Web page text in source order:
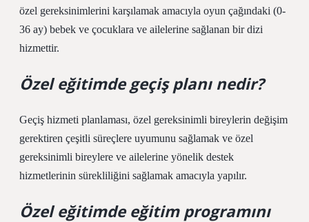
özel gereksinimlerini karşılamak amacıyla oyun çağındaki (0-
36 ay) bebek ve çocuklara ve ailelerine sağlanan bir dizi
hizmettir.
Özel eğitimde geçiş planı nedir?
Geçiş hizmeti planlaması, özel gereksinimli bireylerin değişim
gerektiren çeşitli süreçlere uyumunu sağlamak ve özel
gereksinimli bireylere ve ailelerine yönelik destek
hizmetlerinin sürekliliğini sağlamak amacıyla yapılır.
Özel eğitimde eğitim programını